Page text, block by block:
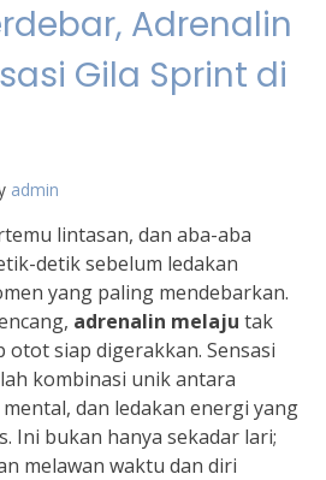
Adrenalin
Gila Sprint di
admin
lintasan, dan aba-aba
detik sebelum ledakan
yang paling mendebarkan.
adrenalin melaju tak
otot siap digerakkan. Sensasi
kombinasi unik antara
dan ledakan energi yang
Ini bukan hanya sekadar lari;
melawan waktu dan diri